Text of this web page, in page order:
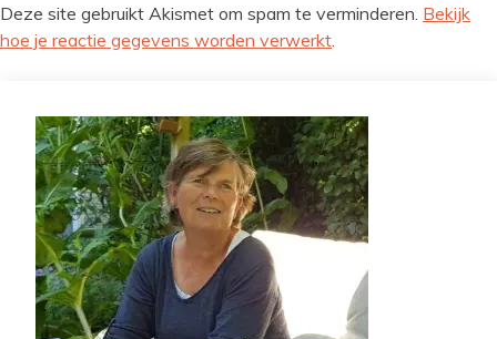
Deze site gebruikt Akismet om spam te verminderen. Bekijk
hoe je reactie gegevens worden verwerkt